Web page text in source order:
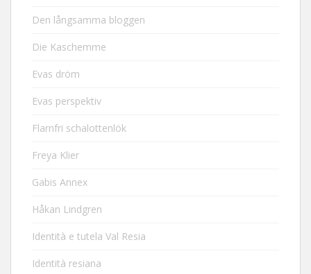
Den långsamma bloggen
Die Kaschemme
Evas dröm
Evas perspektiv
Flarnfri schalottenlök
Freya Klier
Gabis Annex
Håkan Lindgren
Identità e tutela Val Resia
Identità resiana